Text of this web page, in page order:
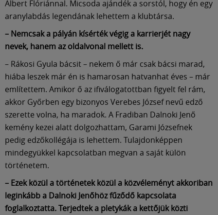
Albert Flóriánnal. Micsoda ajándék a sorstól, hogy én egy
aranylabdás legendának lehettem a klubtársa.
– Nemcsak a pályán kísérték végig a karrierjét nagy
nevek, hanem az oldalvonal mellett is.
– Rákosi Gyula bácsit – nekem ő már csak bácsi marad,
hiába leszek már én is hamarosan hatvanhat éves – már
említettem. Amikor ő az ifiválogatottban figyelt fel rám,
akkor Győrben egy bizonyos Verebes József nevű edző
szerette volna, ha maradok. A Fradiban Dalnoki Jenő
kemény kezei alatt dolgozhattam, Garami Józsefnek
pedig edzőkollégája is lehettem. Tulajdonképpen
mindegyükkel kapcsolatban megvan a saját külön
történetem.
– Ezek közül a történetek közül a közvéleményt akkoriban
leginkább a Dalnoki Jenőhöz fűződő kapcsolata
foglalkoztatta. Terjedtek a pletykák a kettőjük közti